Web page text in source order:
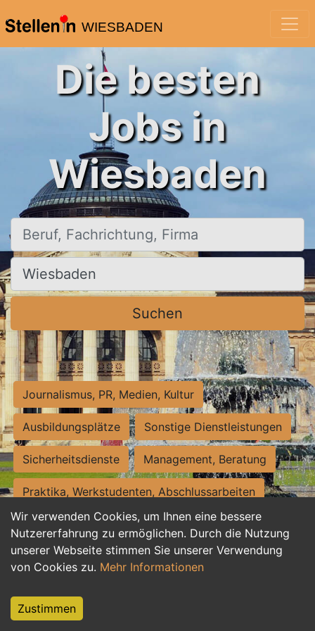
WIESBADEN
Wir verwenden Cookies, um Ihnen eine bessere
Nutzererfahrung zu ermöglichen. Durch die Nutzung
unserer Webseite stimmen Sie unserer Verwendung
von Cookies zu. Mehr Informationen
Zustimmen
Die besten
Jobs in
Wiesbaden
Beruf, Fachrichtung, Firma
Ort, Stadt
Suchen
Journalismus, PR, Medien, Kultur
Ausbildungsplätze Sonstige Dienstleistungen
Sicherheitsdienste Management, Beratung
Praktika, Werkstudenten, Abschlussarbeiten
Personalwesen Assistenz, Sekretariat
Hilfskräfte, Aushilfs- und Nebenjobs
Weiterbildung, Studium, duale Ausbildung